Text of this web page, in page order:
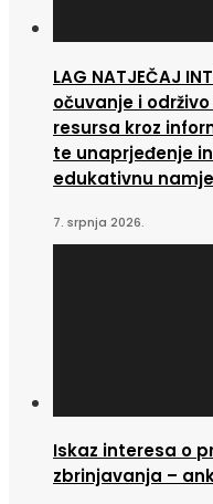
LAG NATJEČAJ
očuvanje i
resursa kroz
te unaprjeđenje
edukativnu
7. srpnja 2026.
Iskaz interesa o
zbrinjavanja –